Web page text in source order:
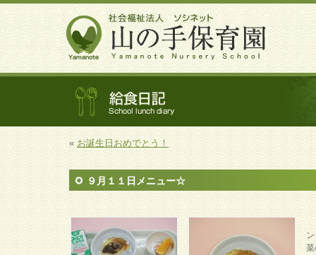
«お誕生日おめでとう！
９月１１日メニュー☆